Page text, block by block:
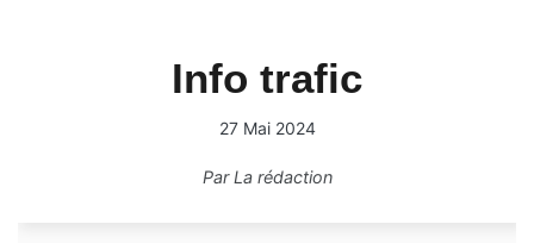
Info trafic
27 Mai 2024
ParLa rédaction